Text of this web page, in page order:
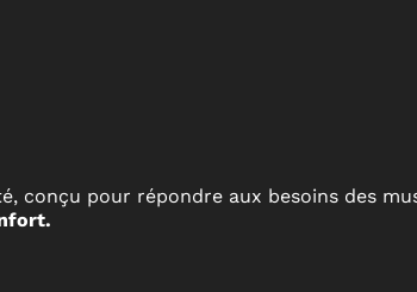
conçu pour répondre aux besoins des